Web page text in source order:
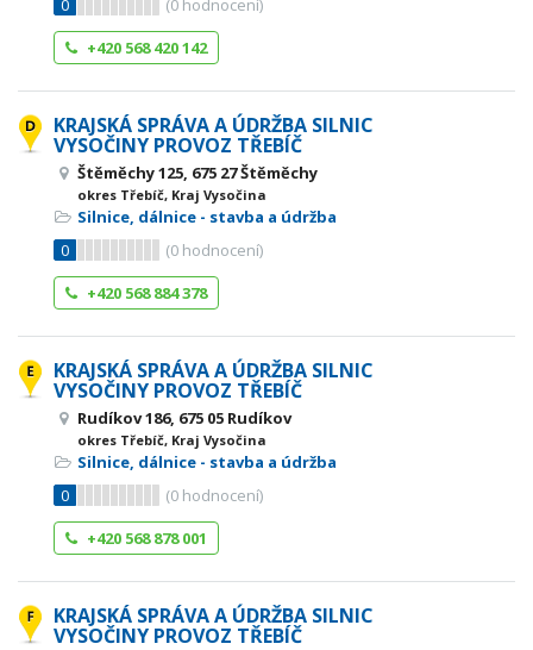
0
(0 hodnocení)
+420 568 420 142
KRAJSKÁ SPRÁVA A ÚDRŽBA SILNIC
VYSOČINY PROVOZ TŘEBÍČ
Štěměchy 125, 675 27 Štěměchy
okres Třebíč, Kraj Vysočina
Silnice, dálnice - stavba a údržba
0
(0 hodnocení)
+420 568 884 378
KRAJSKÁ SPRÁVA A ÚDRŽBA SILNIC
VYSOČINY PROVOZ TŘEBÍČ
Rudíkov 186, 675 05 Rudíkov
okres Třebíč, Kraj Vysočina
Silnice, dálnice - stavba a údržba
0
(0 hodnocení)
+420 568 878 001
KRAJSKÁ SPRÁVA A ÚDRŽBA SILNIC
VYSOČINY PROVOZ TŘEBÍČ